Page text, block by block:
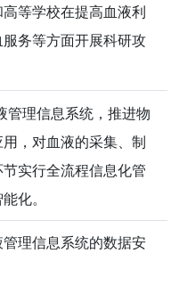
等学校在提高血液利
务等方面开展科研攻
理信息系统，推进物
，对血液的采集、制
实行全流程信息化管
化。
理信息系统的数据安